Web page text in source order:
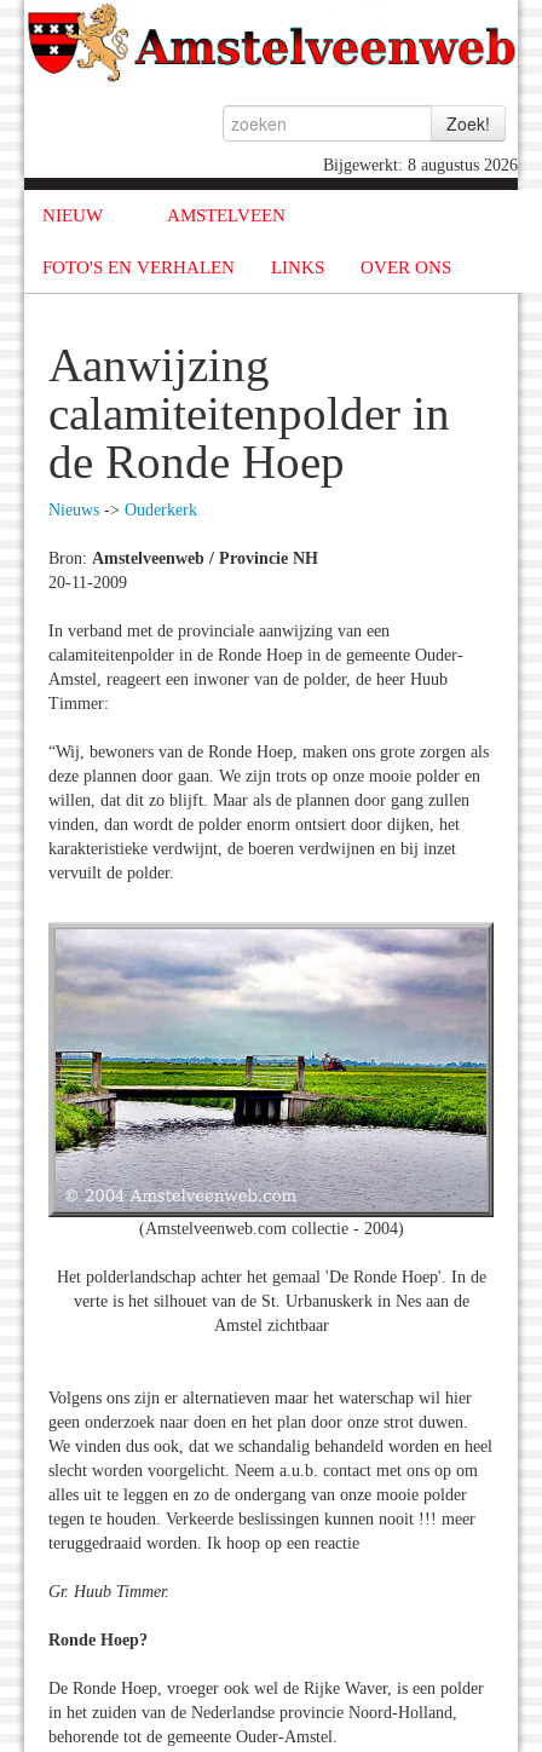
Bijgewerkt: 8 augustus 2026
NIEUW AMSTELVEEN
FOTO'S EN VERHALEN LINKS OVER ONS
Aanwijzing
calamiteitenpolder in
de Ronde Hoep
Nieuws -> Ouderkerk
Bron: Amstelveenweb / Provincie NH
20-11-2009
In verband met de provinciale aanwijzing van een
calamiteitenpolder in de Ronde Hoep in de gemeente Ouder-
Amstel, reageert een inwoner van de polder, de heer Huub
Timmer:
“Wij, bewoners van de Ronde Hoep, maken ons grote zorgen als
deze plannen door gaan. We zijn trots op onze mooie polder en
willen, dat dit zo blijft. Maar als de plannen door gang zullen
vinden, dan wordt de polder enorm ontsiert door dijken, het
karakteristieke verdwijnt, de boeren verdwijnen en bij inzet
vervuilt de polder.
(Amstelveenweb.com collectie - 2004)
Het polderlandschap achter het gemaal 'De Ronde Hoep'. In de
verte is het silhouet van de St. Urbanuskerk in Nes aan de
Amstel zichtbaar
Volgens ons zijn er alternatieven maar het waterschap wil hier
geen onderzoek naar doen en het plan door onze strot duwen.
We vinden dus ook, dat we schandalig behandeld worden en heel
slecht worden voorgelicht. Neem a.u.b. contact met ons op om
alles uit te leggen en zo de ondergang van onze mooie polder
tegen te houden. Verkeerde beslissingen kunnen nooit !!! meer
teruggedraaid worden. Ik hoop op een reactie
Gr. Huub Timmer.
Ronde Hoep?
De Ronde Hoep, vroeger ook wel de Rijke Waver, is een polder
in het zuiden van de Nederlandse provincie Noord-Holland,
behorende tot de gemeente Ouder-Amstel.